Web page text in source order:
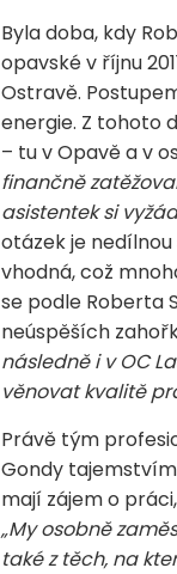
Byla doba, kdy
opavské v říjnu
Ostravě.
energie. Z tohoto
– tu v Opavě a v
finančně
asistentek si
otázek je
vhodná, což
se podle Roberta
neúspěších
následně i v OC
věnovat kvalitě
Právě tým
Gondy
mají zájem o
„My osobně
také z těch, na